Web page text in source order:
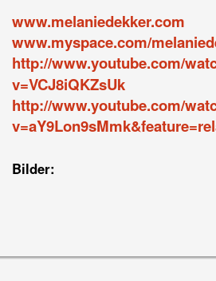
www.melaniedekker.com
www.myspace.com/
http://www.youtube.com/
v=VCJ8iQKZsUk
http://www.youtube.com/
Bilder: